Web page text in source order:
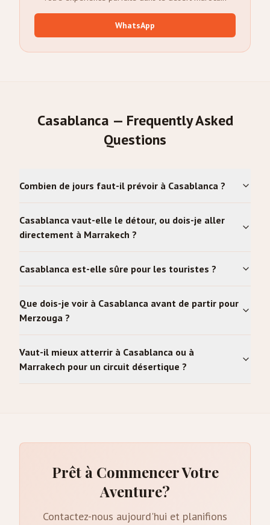
WhatsApp
Casablanca — Frequently Asked
Questions
Combien de jours faut-il prévoir à Casablanca ?
Casablanca vaut-elle le détour, ou dois-je aller
directement à Marrakech ?
Casablanca est-elle sûre pour les touristes ?
Que dois-je voir à Casablanca avant de partir pour
Merzouga ?
Vaut-il mieux atterrir à Casablanca ou à
Marrakech pour un circuit désertique ?
Prêt à Commencer Votre
Aventure?
Contactez-nous aujourd'hui et planifions